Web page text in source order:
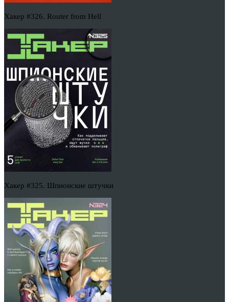
Хакер #326. Router from Hell
Хакер #325. Шпионские штучки